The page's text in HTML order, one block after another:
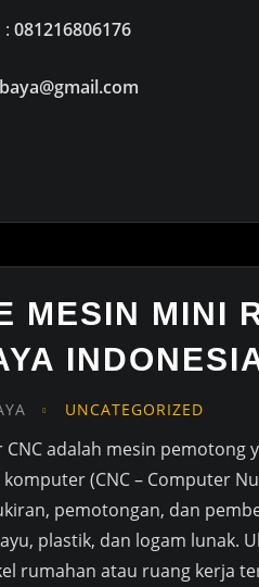
: 081216806176
MESIN MINI
UNCATEGORIZED
adalah mesin pemotong
(CNC – Computer
pemotongan, dan
plastik, dan logam lunak.
rumahan atau ruang kerja